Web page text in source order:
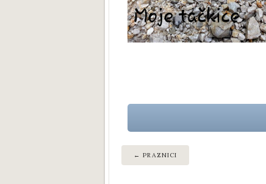
PRAZNICI